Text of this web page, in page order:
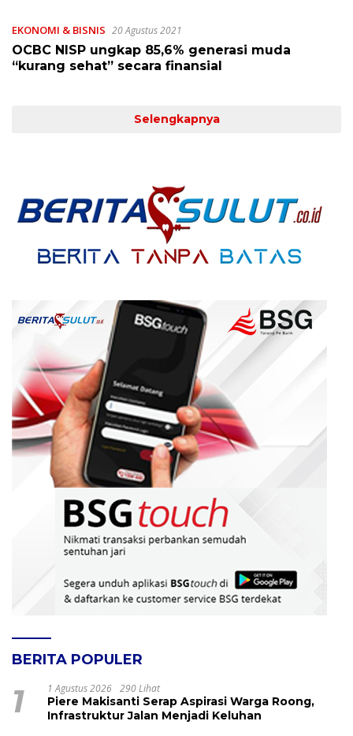
EKONOMI & BISNIS 20 Agustus 2021
OCBC NISP ungkap 85,6% generasi muda
“kurang sehat” secara finansial
Selengkapnya
BERITA POPULER
1 1 Agustus 2026 290 Lihat
Piere Makisanti Serap Aspirasi Warga Roong,
Infrastruktur Jalan Menjadi Keluhan